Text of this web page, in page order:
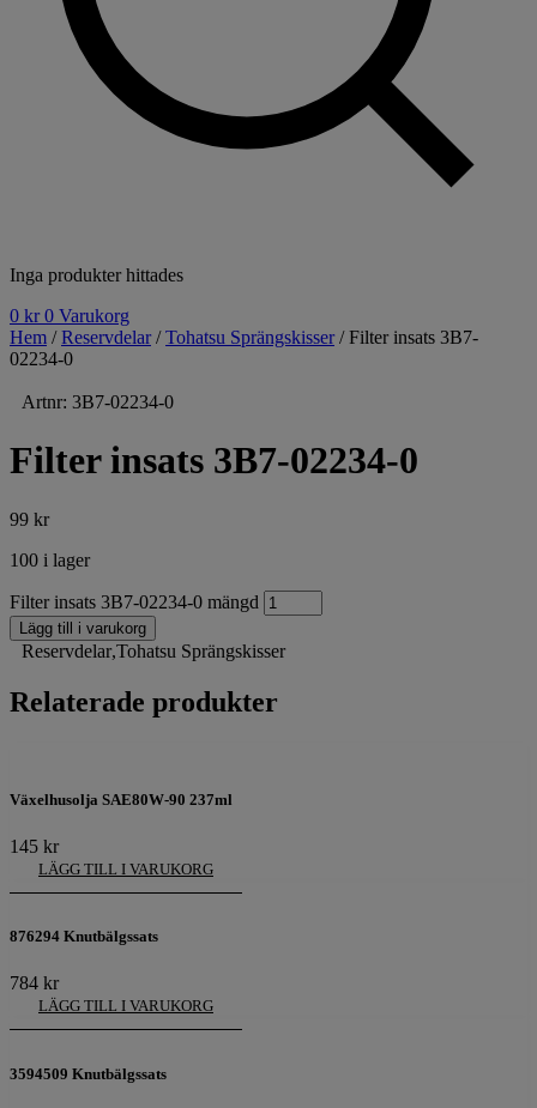
Inga produkter hittades
0 kr 0 Varukorg
Hem /Reservdelar /Tohatsu Sprängskisser / Filter insats 3B7-
02234-0
Artnr: 3B7-02234-0
Filter insats 3B7-02234-0
99 kr
100 i lager
Filter insats 3B7-02234-0 mängd
Lägg till i varukorg
Reservdelar,Tohatsu Sprängskisser
Relaterade produkter
Växelhusolja SAE80W-90 237ml
145 kr
LÄGG TILL I VARUKORG
876294 Knutbälgssats
784 kr
LÄGG TILL I VARUKORG
3594509 Knutbälgssats